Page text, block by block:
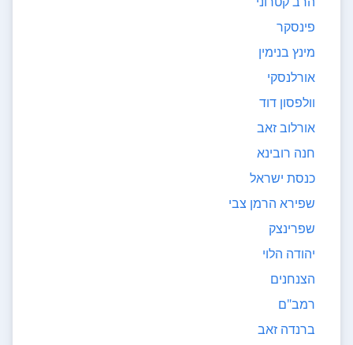
פינסקר
מינץ בנימין
אורלנסקי
וולפסון דוד
אורלוב זאב
חנה רובינא
כנסת ישראל
שפירא הרמן צבי
שפרינצק
יהודה הלוי
הצנחנים
רמב"ם
ברנדה זאב